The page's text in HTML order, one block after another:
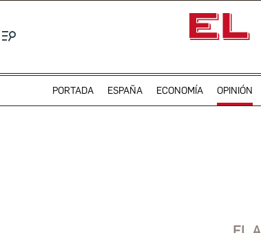
PORTADA ESPAÑA ECONOMÍA OPINIÓN